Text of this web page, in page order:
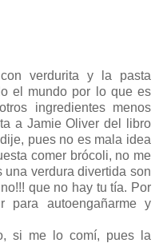
verdurita y la pasta
el mundo por lo que es
ingredientes menos
a Jamie Oliver del libro
pues no es mala idea
comer brócoli, no me
verdura divertida son
que no hay tu tía. Por
para autoengañarme y
si me lo comí, pues la